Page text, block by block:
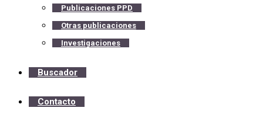
Publicaciones PPD
Otras publicaciones
Investigaciones
Buscador
Contacto